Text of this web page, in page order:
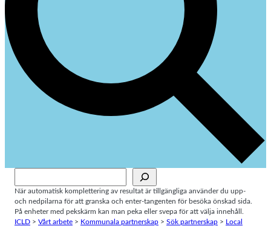
När automatisk komplettering av resultat är tillgängliga använder du upp-
och nedpilarna för att granska och enter-tangenten för besöka önskad sida.
På enheter med pekskärm kan man peka eller svepa för att välja innehåll.
ICLD > Vårt arbete > Kommunala partnerskap > Sök partnerskap > Local